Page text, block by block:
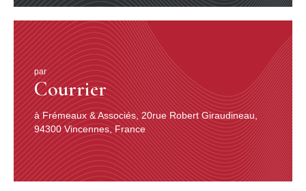
par
Courrier
à Frémeaux & Associés, 20rue Robert Giraudineau,
94300 Vincennes, France